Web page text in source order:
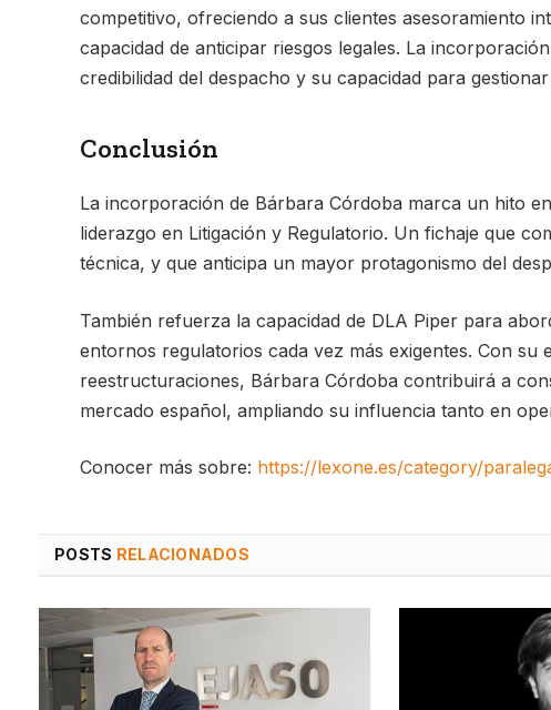
competitivo, ofreciendo a sus clientes asesoramiento
capacidad de anticipar riesgos legales. La
credibilidad del despacho y su capacidad para
Conclusión
La incorporación de Bárbara Córdoba marca un hito
liderazgo en Litigación y Regulatorio. Un fichaje que
técnica, y que anticipa un mayor protagonismo del
También refuerza la capacidad de DLA Piper para
entornos regulatorios cada vez más exigentes. Con su
reestructuraciones, Bárbara Córdoba contribuirá a
mercado español, ampliando su influencia tanto en
Conocer más sobre: https://lexone.es/category/
POSTS RELACIONADOS